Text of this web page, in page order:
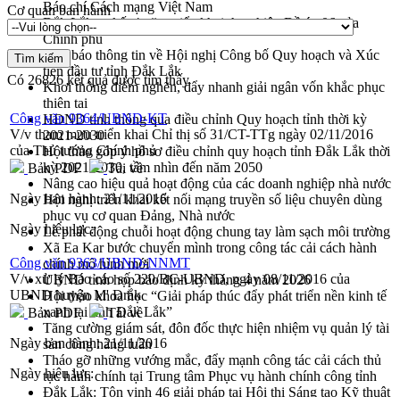
Báo chí Cách mạng Việt Nam
Đắk Lắk sơ kết 4 năm triển khai thực hiện Đề án 06 của
Chính phủ
Họp báo thông tin về Hội nghị Công bố Quy hoạch và Xúc
tiến đầu tư tỉnh Đắk Lắk
Khơi thông điểm nghẽn, đẩy nhanh giải ngân vốn khắc phục
thiên tai
HĐND tỉnh thông qua điều chỉnh Quy hoạch tỉnh thời kỳ
2021-2030
Hội thảo góp ý hồ sơ điều chỉnh quy hoạch tỉnh Đắk Lắk thời
kỳ 2021-2030, tầm nhìn đến năm 2050
Nâng cao hiệu quả hoạt động của các doanh nghiệp nhà nước
Hội nghị triển khai kết nối mạng truyền số liệu chuyên dùng
phục vụ cơ quan Đảng, Nhà nước
Lễ phát động chuỗi hoạt động chung tay làm sạch môi trường
Xã Ea Kar bước chuyển mình trong công tác cải cách hành
chính mô hình mới
UBND tỉnh họp báo định kỳ tháng 4 năm 2026
Hội thảo khoa học “Giải pháp thúc đẩy phát triển nền kinh tế
xanh tại tỉnh Đắk Lắk”
Tăng cường giám sát, đôn đốc thực hiện nhiệm vụ quản lý tài
sản công hàng tuần
Tháo gỡ những vướng mắc, đẩy mạnh công tác cải cách thủ
tục hành chính tại Trung tâm Phục vụ hành chính công tỉnh
Đắk Lắk: Tôn vinh 46 giải pháp tại Hội thi Sáng tạo Kỹ thuật
Cơ quan ban hành
Có 26826kết quả được tìm thấy
Công văn 9364/UBND-KT
V/v tham mưu triển khai Chỉ thị số 31/CT-TTg ngày 02/11/2016
của Thủ tướng Chính phủ
Bản PDF
Tải về
Ngày ban hành:21/11/2016
Ngày hiệu lực:
Công văn 9363/UBND-NNMT
V/v xử lý Báo cáo số 220/BC-UBND, ngày 08/11/2016 của
UBND huyện M' Đrắk
Bản PDF
Tải về
Ngày ban hành:21/11/2016
Ngày hiệu lực: